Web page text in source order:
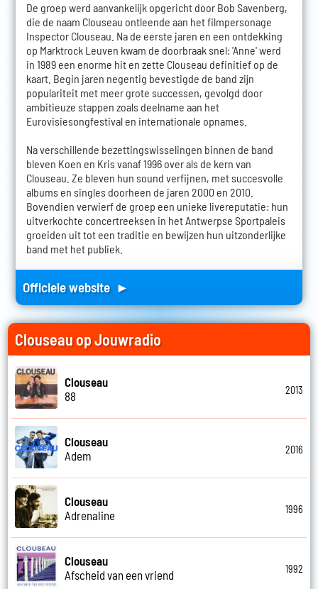
De groep werd aanvankelijk opgericht door Bob Savenberg,
die de naam Clouseau ontleende aan het filmpersonage
Inspector Clouseau. Na de eerste jaren en een ontdekking
op Marktrock Leuven kwam de doorbraak snel: 'Anne' werd
in 1989 een enorme hit en zette Clouseau definitief op de
kaart. Begin jaren negentig bevestigde de band zijn
populariteit met meer grote successen, gevolgd door
ambitieuze stappen zoals deelname aan het
Eurovisiesongfestival en internationale opnames.
Na verschillende bezettingswisselingen binnen de band
bleven Koen en Kris vanaf 1996 over als de kern van
Clouseau. Ze bleven hun sound verfijnen, met succesvolle
albums en singles doorheen de jaren 2000 en 2010.
Bovendien verwierf de groep een unieke livereputatie: hun
uitverkochte concertreeksen in het Antwerpse Sportpaleis
groeiden uit tot een traditie en bewijzen hun uitzonderlijke
band met het publiek.
Officiele website ►
Clouseau op Jouwradio
Clouseau
88
2013
Clouseau
Adem
2016
Clouseau
Adrenaline
1996
Clouseau
Afscheid van een vriend
1992